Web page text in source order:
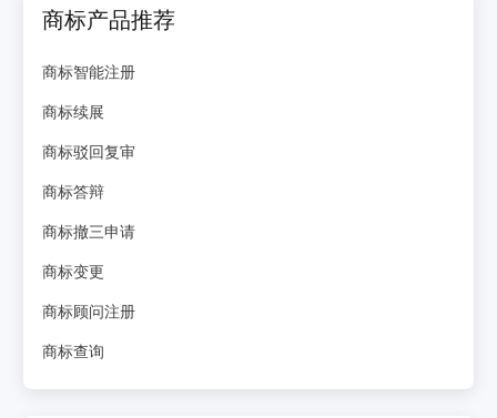
商标产品推荐
商标智能注册
商标续展
商标驳回复审
商标答辩
商标撤三申请
商标变更
商标顾问注册
商标查询